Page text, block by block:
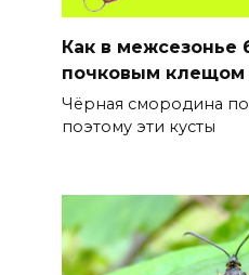
Как в межсезонье
почковым клещом
Чёрная смородина
поэтому эти кусты